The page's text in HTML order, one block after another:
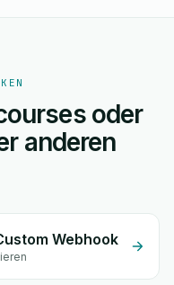
oder
anderen
Webhook